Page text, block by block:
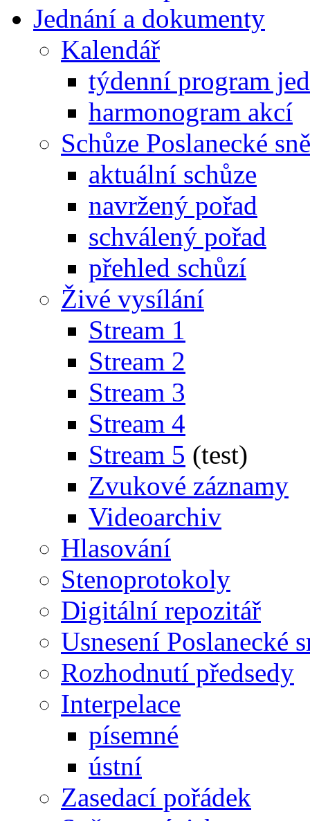
Jednání a dokumenty
Kalendář
týdenní program
harmonogram akcí
Schůze Poslanecké
aktuální schůze
navržený pořad
schválený pořad
přehled schůzí
Živé vysílání
Stream 1
Stream 2
Stream 3
Stream 4
Stream 5 (test)
Zvukové záznamy
Videoarchiv
Hlasování
Stenoprotokoly
Digitální repozitář
Usnesení Poslanecké
Rozhodnutí předsedy
Interpelace
písemné
ústní
Zasedací pořádek